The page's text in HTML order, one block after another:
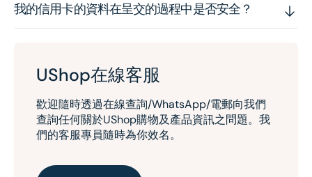
我的信用卡的資料在呈交的過程中是否安全？
UShop在線客服
歡迎隨時透過在線查詢/WhatsApp/電郵向我們
查詢任何關於UShop購物及產品資訊之問題。我
們的客服專員隨時為你效名。